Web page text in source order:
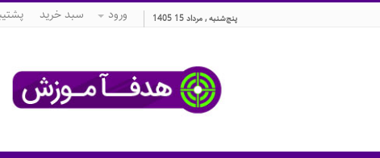
پنج‌شنبه , مرداد 15 1405 ورود سبد خرید